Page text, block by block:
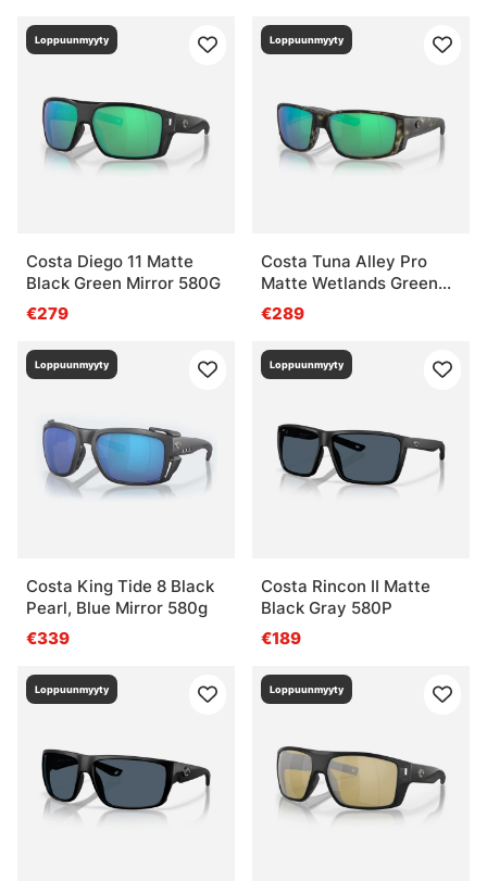
Loppuunmyyty
Costa Diego 11 Matte
Black Green Mirror 580G
€279
Loppuunmyyty
Costa Tuna Alley Pro
Matte Wetlands Green
Mirror 580G
€289
Loppuunmyyty
Costa King Tide 8 Black
Pearl, Blue Mirror 580g
€339
Loppuunmyyty
Costa Rincon II Matte
Black Gray 580P
€189
Loppuunmyyty Loppuunmyyty